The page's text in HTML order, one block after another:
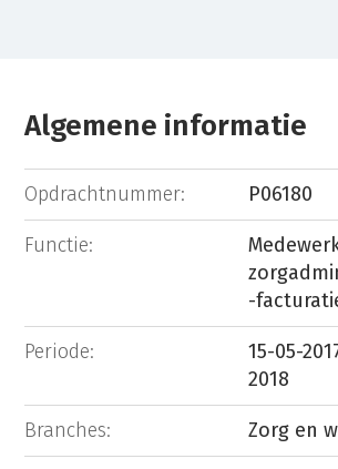
Algemene informatie
Opdrachtnummer: P06180
Functie:
-
Periode:
15-05-
2018
Branches: Zorg en